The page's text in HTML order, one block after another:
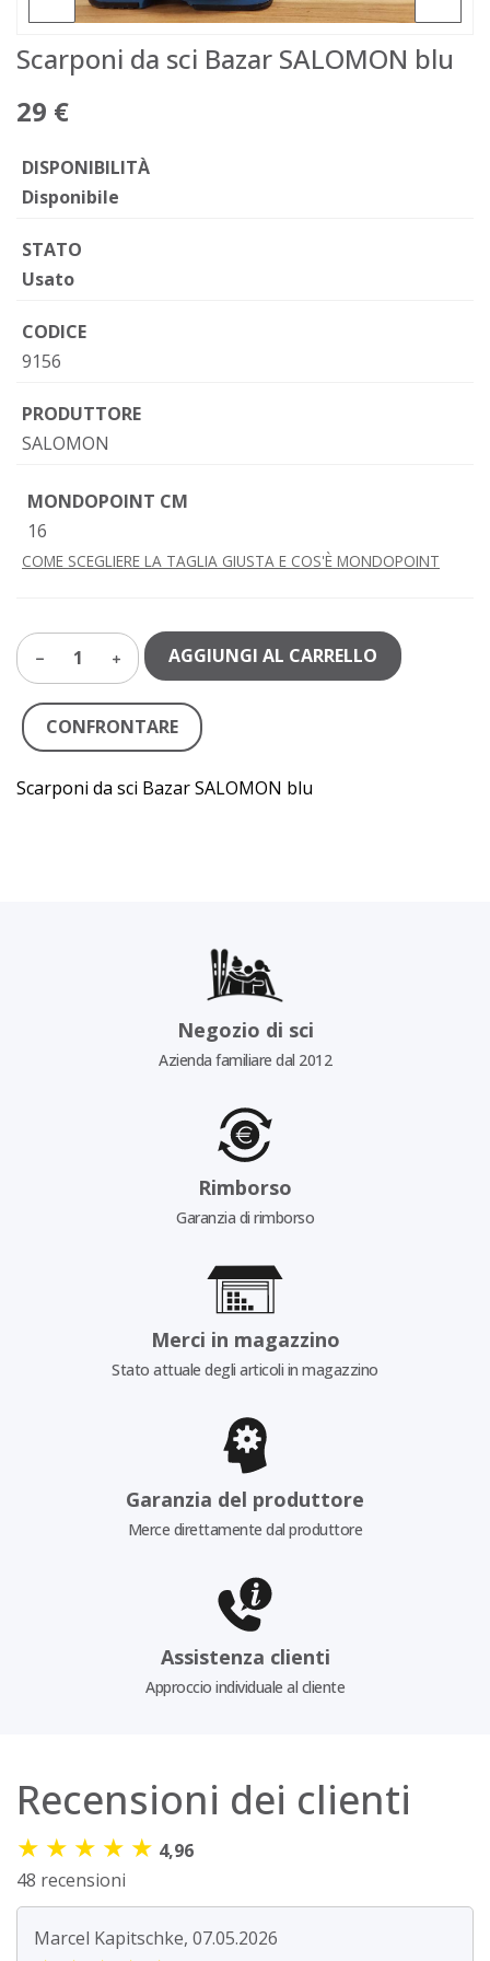
Scarponi da sci Bazar SALOMON blu
29 €
DISPONIBILITÀ
Disponibile
STATO
Usato
CODICE
9156
PRODUTTORE
SALOMON
MONDOPOINT CM
16
COME SCEGLIERE LA TAGLIA GIUSTA E COS'È MONDOPOINT
1 AGGIUNGI AL CARRELLO
CONFRONTARE
Scarponi da sci Bazar SALOMON blu
Negozio di sci
Azienda familiare dal 2012
Rimborso
Garanzia di rimborso
Merci in magazzino
Stato attuale degli articoli in magazzino
Garanzia del produttore
Merce direttamente dal produttore
Assistenza clienti
Approccio individuale al cliente
Recensioni dei clienti
★ ★ ★ ★ ★ 4,96
48 recensioni
Marcel Kapitschke, 07.05.2026